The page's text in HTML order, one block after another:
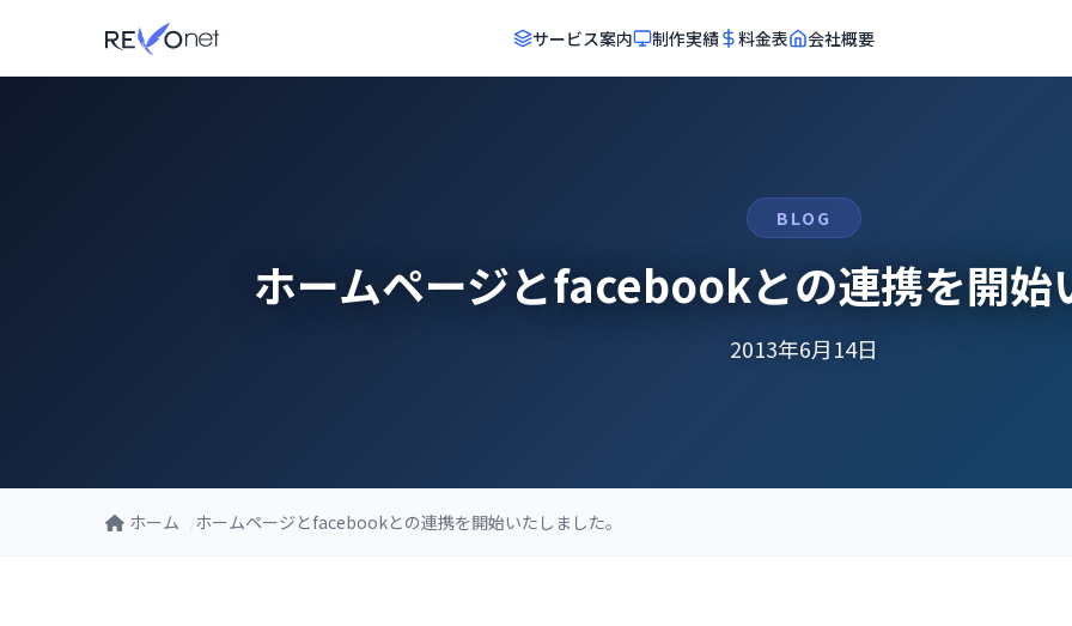
サービス案内 制作実績 料金表 会社概要
BLOG
ホームページとfacebookとの連携を開始
2013年6月14日
ホーム ホームページとfacebookとの連携を開始いたしました。